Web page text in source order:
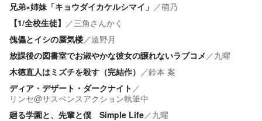
兄弟×姉妹「キョウダイカケルシマイ」 ／萌乃
【1/全校生徒】 ／三角さんかく
傀儡とイシの蜃気楼／遠野月
放課後の図書室でお淑やかな彼女の譲れないラブコメ ／九曜
木徳直人はミズチを殺す（完結作） ／鈴本 案
ディア・デザート・ダークナイト ／
リンセ@サスペンスアクション執筆中
廻る学園と、先輩と僕 Simple Life／九曜